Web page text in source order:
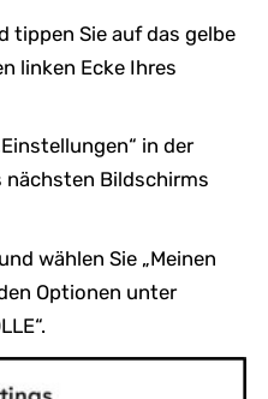
tippen Sie auf das gelbe
linken Ecke Ihres
in der
nächsten Bildschirms
wählen Sie „Meinen
Optionen unter